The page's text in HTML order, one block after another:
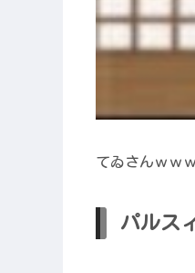
てゐさんｗｗ
パルス